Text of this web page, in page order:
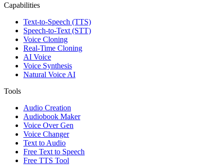
Capabilities
Text-to-Speech (TTS)
Speech-to-Text (STT)
Voice Cloning
Real-Time Cloning
AI Voice
Voice Synthesis
Natural Voice AI
Tools
Audio Creation
Audiobook Maker
Voice Over Gen
Voice Changer
Text to Audio
Free Text to Speech
Free TTS Tool